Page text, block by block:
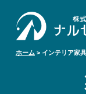
ホーム > インテリア家具